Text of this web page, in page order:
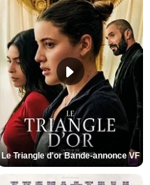
Le Triangle d'or Bande-annonce VF